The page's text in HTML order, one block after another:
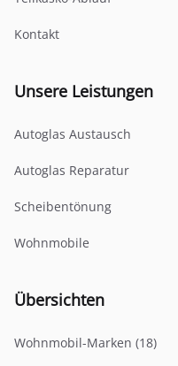
Kontakt
Unsere Leistungen
Autoglas Austausch
Autoglas Reparatur
Scheibentönung
Wohnmobile
Übersichten
Wohnmobil-Marken (18)